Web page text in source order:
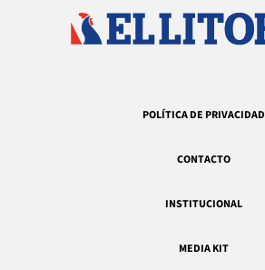
POLÍTICA DE PRIVACIDAD
CONTACTO
INSTITUCIONAL
MEDIA KIT